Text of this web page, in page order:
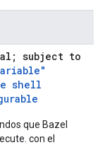
subject to
shell
que Bazel
con el